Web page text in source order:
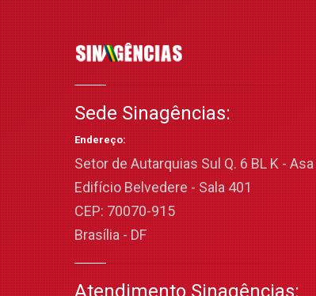
Sede Sinagências:
Endereço:
Setor de Autarquias Sul Q. 6 BL K -
Edifício Belvedere - Sala 401
CEP: 70070-915
Brasília - DF
Atendimento Sinagências: